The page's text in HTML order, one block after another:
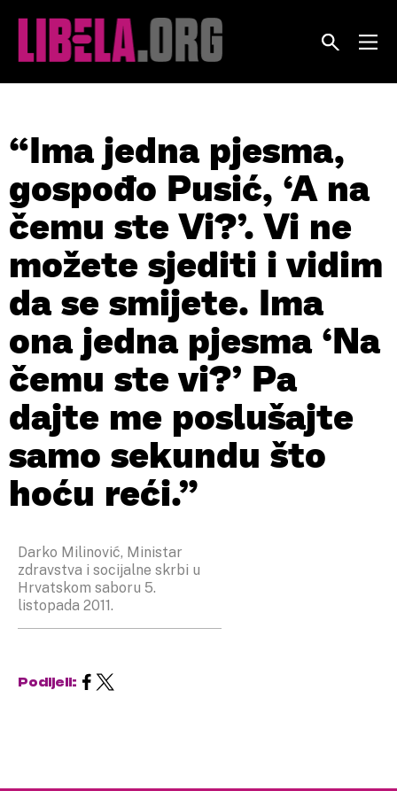
“Ima jedna pjesma,
gospođo Pusić, ‘A na
čemu ste Vi?’. Vi ne
možete sjediti i vidim
da se smijete. Ima
ona jedna pjesma ‘Na
čemu ste vi?’ Pa
dajte me poslušajte
samo sekundu što
hoću reći.”
Darko Milinović, Ministar
zdravstva i socijalne skrbi u
Hrvatskom saboru 5.
listopada 2011.
Podijeli: